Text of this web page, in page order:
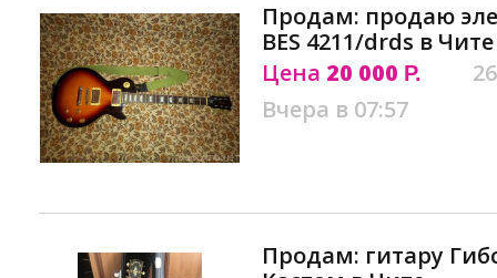
Продам: продаю
BES 4211/drds в Чите
Цена 20 000 Р.
Вчера в 07:57
Продам: гитару